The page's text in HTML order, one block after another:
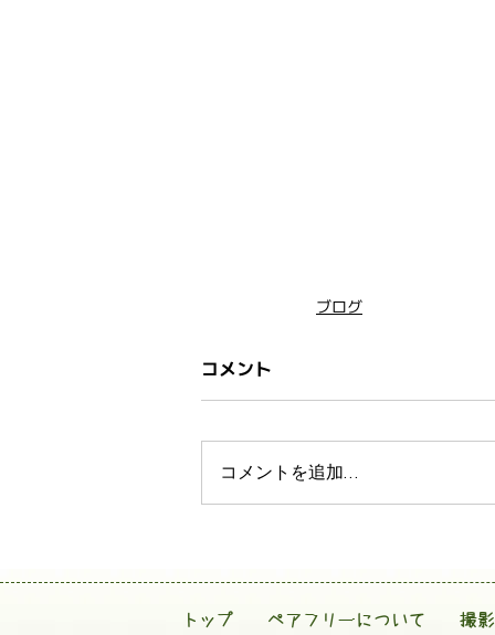
ブログ
コメント
コメントを追加…
トップ ペアフリーについて 撮